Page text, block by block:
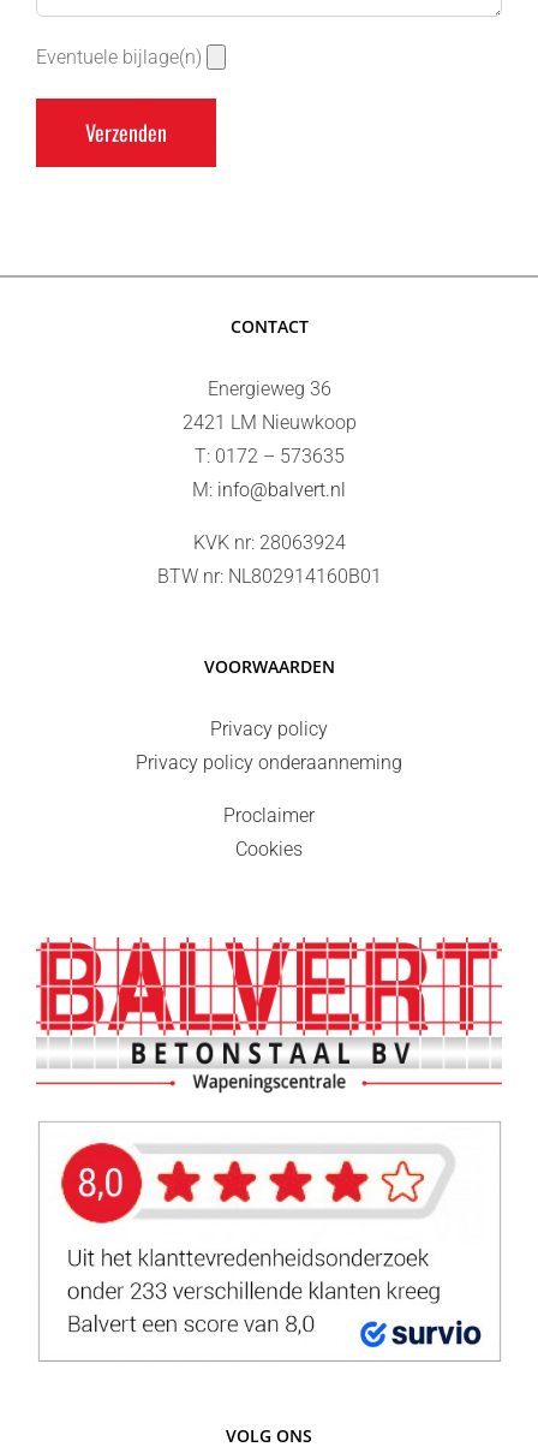
Eventuele bijlage(n)
CONTACT
Energieweg 36
2421 LM Nieuwkoop
T: 0172 – 573635
M: info@balvert.nl
KVK nr: 28063924
BTW nr: NL802914160B01
VOORWAARDEN
Privacy policy
Privacy policy onderaanneming
Proclaimer
Cookies
VOLG ONS